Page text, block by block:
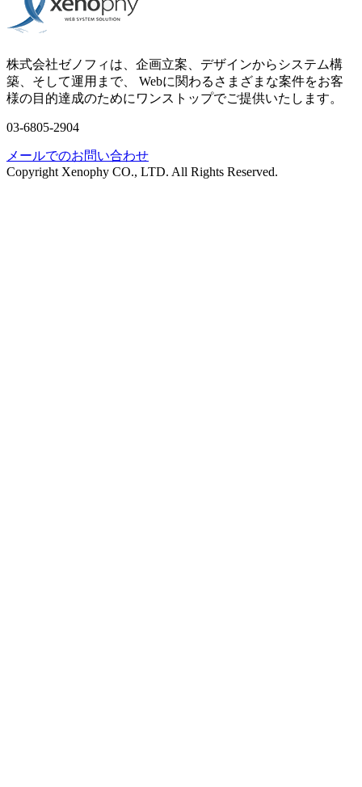
株式会社ゼノフィは、企画立案、デザインからシステム構
築、そして運用まで、 Webに関わるさまざまな案件をお客
様の目的達成のためにワンストップでご提供いたします。
03-6805-2904
メールでのお問い合わせ
Copyright Xenophy CO., LTD. All Rights Reserved.